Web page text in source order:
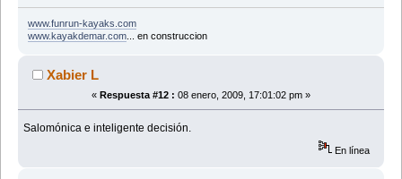
www.funrun-kayaks.com
www.kayakdemar.com... en construccion
Xabier L
« Respuesta #12 : 08 enero, 2009, 17:01:02 pm »
Salomónica e inteligente decisión.
En línea